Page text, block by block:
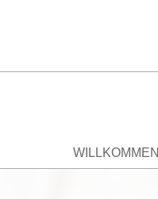
WILLKOMMEN